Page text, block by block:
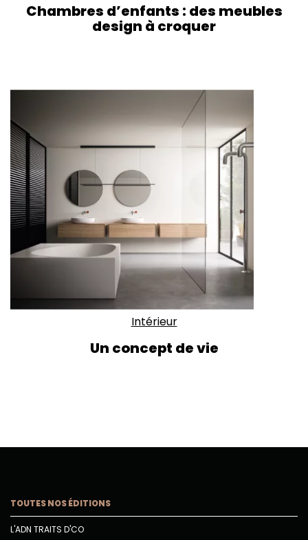
Chambres d’enfants : des meubles
design à croquer
Intérieur
Un concept de vie
TOUTES NOS ÉDITIONS
L'ADN TRAITS D'CO